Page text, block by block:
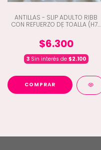
ANTILLAS - SLIP ADULTO RIBB
CON REFUERZO DE TOALLA (H7-
$6.300
3Sin interés de $2.100
COMPRAR